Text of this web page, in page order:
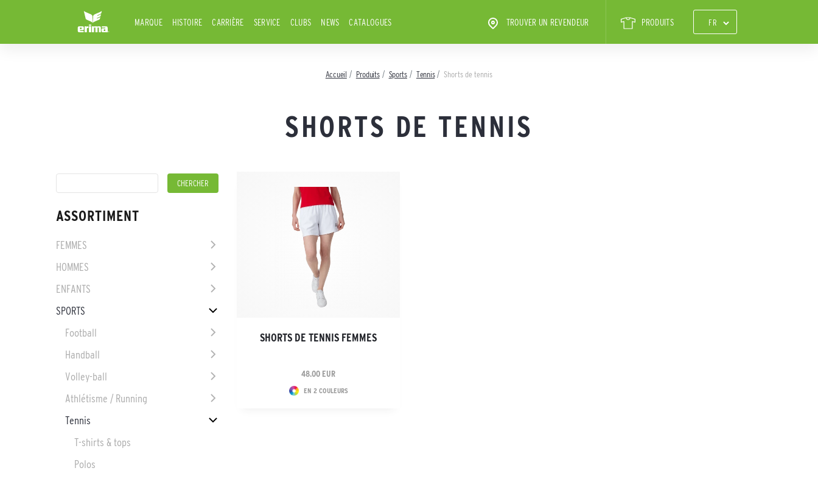
MARQUE HISTOIRE CARRIÈRE SERVICE CLUBS NEWS CATALOGUES TROUVER UN REVENDEUR PRODUITS
Accueil Produits Sports Tennis Shorts de tennis
SHORTS DE TENNIS
ASSORTIMENT
FEMMES
HOMMES
ENFANTS
SPORTS
Football
Handball
Volley-ball
Athlétisme / Running
Tennis
T-shirts & tops
Polos
SHORTS DE TENNIS FEMMES
48.00 EUR
EN 2 COULEURS